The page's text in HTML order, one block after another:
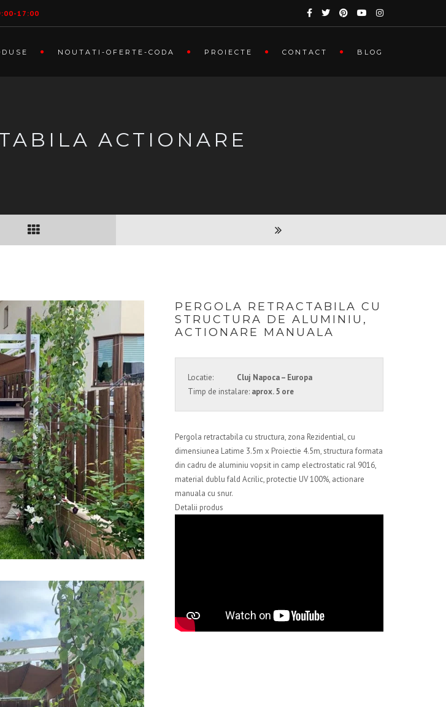
17:00
NOUTATI-OFERTE-CODA PROIECTE CONTACT BLOG
ACTIONARE
PERGOLA RETRACTABILA CU
STRUCTURA DE ALUMINIU,
ACTIONARE MANUALA
Locatie:
Cluj Napoca – Europa
Timp de instalare: aprox. 5 ore
Pergola retractabila cu structura, zona Rezidential, cu
dimensiunea Latime 3.5m x Proiectie 4.5m, structura formata
din cadru de aluminiu vopsit in camp electrostatic ral 9016,
material dublu fald Acrilic, protectie UV 100%, actionare
manuala cu snur.
Detalii produs